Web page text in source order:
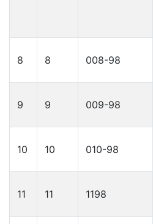
8 8 008-98
9 9 009-98
10 10 010-98
11 11 1198